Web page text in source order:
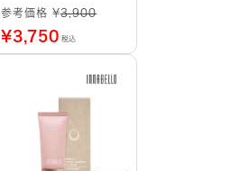
参考価格 ¥3,900
¥3,750 税込